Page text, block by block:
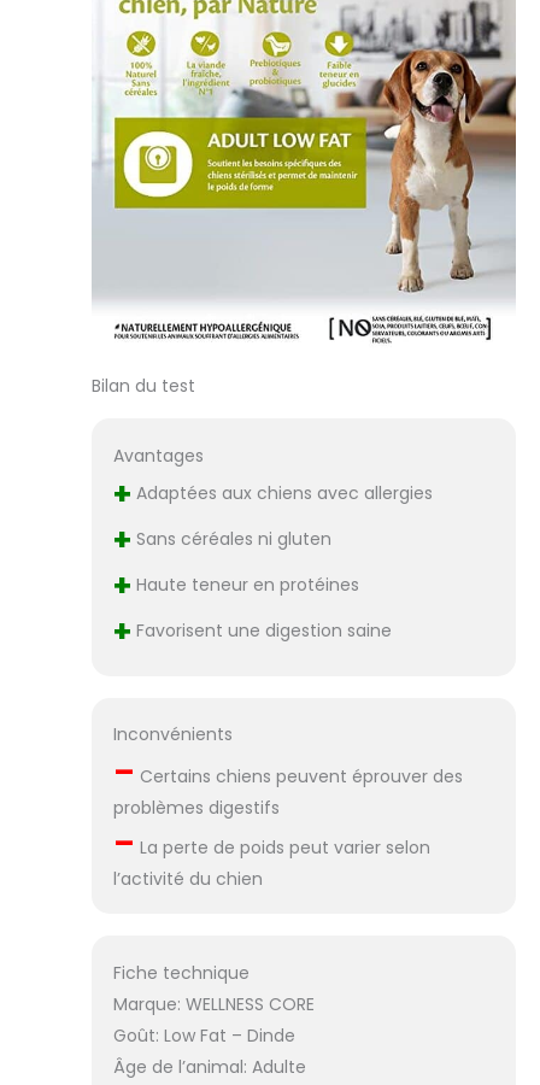
des niveaux de
sodium
contrôlés.
Bilan du test
Avantages
+ Adaptées aux chiens avec allergies
+ Sans céréales ni gluten
+ Haute teneur en protéines
+ Favorisent une digestion saine
Inconvénients
– Certains chiens peuvent éprouver des
problèmes digestifs
– La perte de poids peut varier selon
l’activité du chien
Fiche technique
Marque: WELLNESS CORE
Goût: Low Fat – Dinde
Âge de l’animal: Adulte